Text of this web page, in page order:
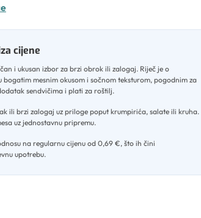
cijene
i ukusan izbor za brzi obrok ili zalogaj. Riječ je o
mesnim okusom i sočnom teksturom, pogodnim za
sendvičima i plati za roštilj.
ili brzi zalogaj uz priloge poput krumpirića, salate ili kruha.
uz jednostavnu pripremu.
na regularnu cijenu od 0,69 €, što ih čini
upotrebu.